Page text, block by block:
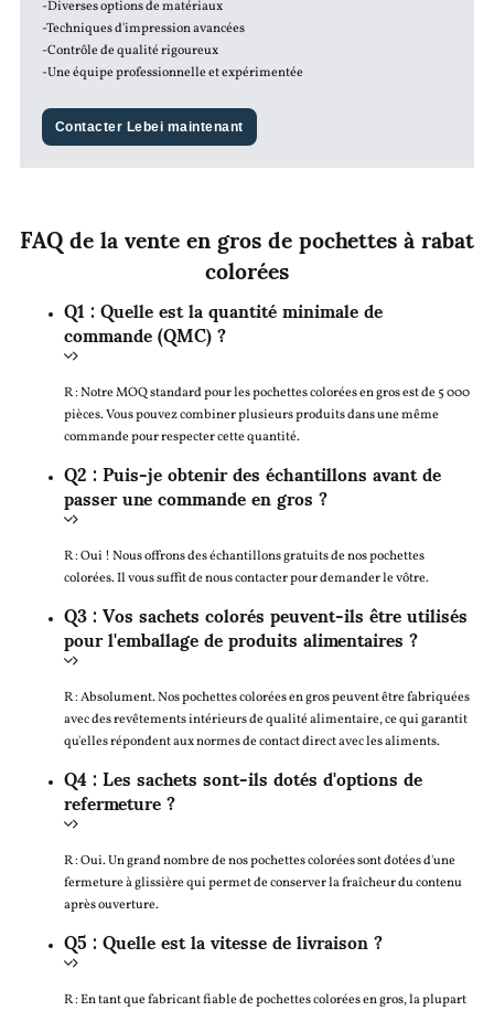
-Diverses options de matériaux
-Techniques d'impression avancées
-Contrôle de qualité rigoureux
-Une équipe professionnelle et expérimentée
Contacter Lebei maintenant
FAQ de la vente en gros de pochettes à rabat
colorées
Q1 : Quelle est la quantité minimale de
commande (QMC) ?
R : Notre MOQ standard pour les pochettes colorées en gros est de 5 000
pièces. Vous pouvez combiner plusieurs produits dans une même
commande pour respecter cette quantité.
Q2 : Puis-je obtenir des échantillons avant de
passer une commande en gros ?
R : Oui ! Nous offrons des échantillons gratuits de nos pochettes
colorées. Il vous suffit de nous contacter pour demander le vôtre.
Q3 : Vos sachets colorés peuvent-ils être utilisés
pour l'emballage de produits alimentaires ?
R : Absolument. Nos pochettes colorées en gros peuvent être fabriquées
avec des revêtements intérieurs de qualité alimentaire, ce qui garantit
qu'elles répondent aux normes de contact direct avec les aliments.
Q4 : Les sachets sont-ils dotés d'options de
refermeture ?
R : Oui. Un grand nombre de nos pochettes colorées sont dotées d'une
fermeture à glissière qui permet de conserver la fraîcheur du contenu
après ouverture.
Q5 : Quelle est la vitesse de livraison ?
R : En tant que fabricant fiable de pochettes colorées en gros, la plupart